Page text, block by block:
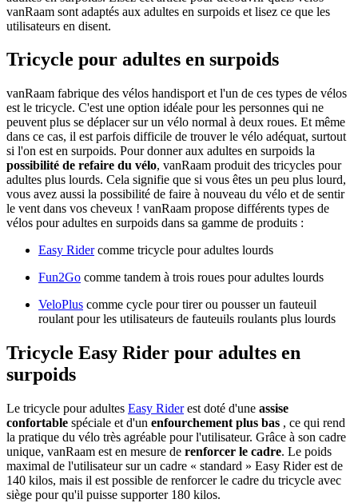
vanRaam sont adaptés aux adultes en surpoids et lisez ce que les
utilisateurs en disent.
Tricycle pour adultes en surpoids
vanRaam fabrique des vélos handisport et l'un de ces types de vélos
est le tricycle. C'est une option idéale pour les personnes qui ne
peuvent plus se déplacer sur un vélo normal à deux roues. Et même
dans ce cas, il est parfois difficile de trouver le vélo adéquat, surtout
si l'on est en surpoids. Pour donner aux adultes en surpoids la
possibilité de refaire du vélo, vanRaam produit des tricycles pour
adultes plus lourds. Cela signifie que si vous êtes un peu plus lourd,
vous avez aussi la possibilité de faire à nouveau du vélo et de sentir
le vent dans vos cheveux ! vanRaam propose différents types de
vélos pour adultes en surpoids dans sa gamme de produits :
Easy Ridercomme tricycle pour adultes lourds
Fun2Go comme tandem à trois roues pour adultes lourds
VeloPlus comme cycle pour tirer ou pousser un fauteuil
roulant pour les utilisateurs de fauteuils roulants plus lourds
Tricycle Easy Rider pour adultes en
surpoids
Le tricycle pour adultes Easy Riderest doté d'une assise
confortable spéciale et d'un enfourchement plus bas , ce qui rend
la pratique du vélo très agréable pour l'utilisateur. Grâce à son cadre
unique, vanRaam est en mesure de renforcer le cadre. Le poids
maximal de l'utilisateur sur un cadre « standard » Easy Rider est de
140 kilos, mais il est possible de renforcer le cadre du tricycle avec
siège pour qu'il puisse supporter 180 kilos.